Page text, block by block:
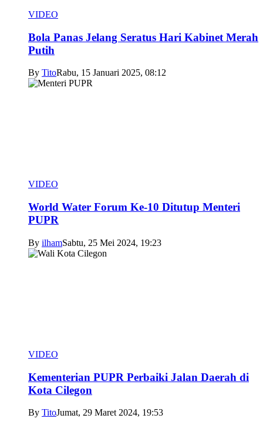
VIDEO
Bola Panas Jelang Seratus Hari Kabinet Merah
Putih
By TitoRabu, 15 Januari 2025, 08:12
VIDEO
World Water Forum Ke-10 Ditutup Menteri
PUPR
By ilhamSabtu, 25 Mei 2024, 19:23
VIDEO
Kementerian PUPR Perbaiki Jalan Daerah di
Kota Cilegon
By TitoJumat, 29 Maret 2024, 19:53